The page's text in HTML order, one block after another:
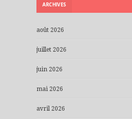
ARCHIVES
août 2026
juillet 2026
juin 2026
mai 2026
avril 2026